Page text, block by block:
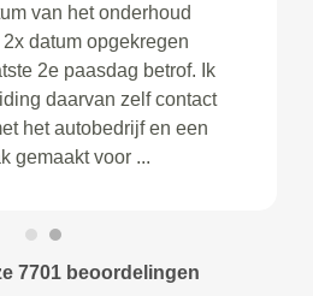
van het onderhoud
datum opgekregen
2e paasdag betrof. Ik
daarvan zelf contact
het autobedrijf en een
gemaakt voor ...
7701 beoordelingen